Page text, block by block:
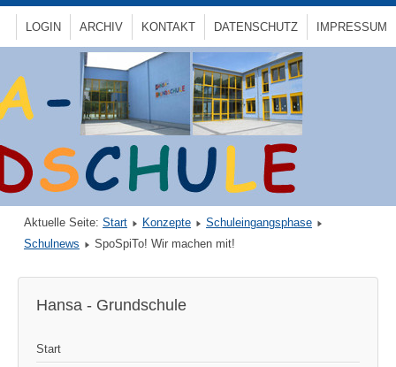
IMPRESSUM
DATENSCHUTZ
KONTAKT
ARCHIV
LOGIN
Aktuelle Seite: Start Konzepte
Schuleingangsphase
Schulnews
SpoSpiTo! Wir machen mit!
Hansa - Grundschule
Start